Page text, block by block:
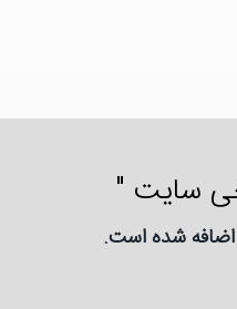
سایت "
شده است.